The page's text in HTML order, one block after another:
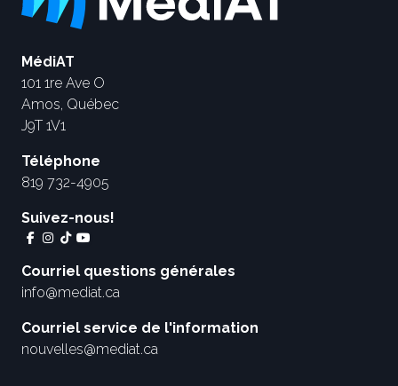
MédiAT
101 1re Ave O
Amos, Québec
J9T 1V1
Téléphone
819 732-4905
Suivez-nous!
Courriel questions générales
info@mediat.ca
Courriel service de l'information
nouvelles@mediat.ca